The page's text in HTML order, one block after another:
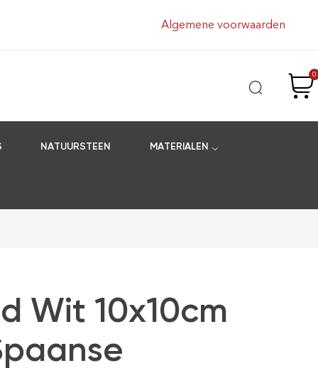
Algemene voorwaarden
0
NATUURSTEEN MATERIALEN
Wit 10x10cm